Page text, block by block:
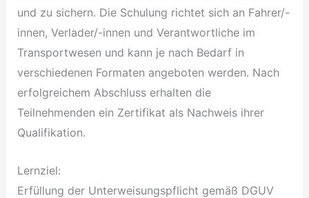
und zu sichern. Die Schulung richtet sich an Fahrer/-
innen, Verlader/-innen und Verantwortliche im
Transportwesen und kann je nach Bedarf in
verschiedenen Formaten angeboten werden. Nach
erfolgreichem Abschluss erhalten die
Teilnehmenden ein Zertifikat als Nachweis ihrer
Qualifikation.
Lernziel:
Erfüllung der Unterweisungspflicht gemäß DGUV